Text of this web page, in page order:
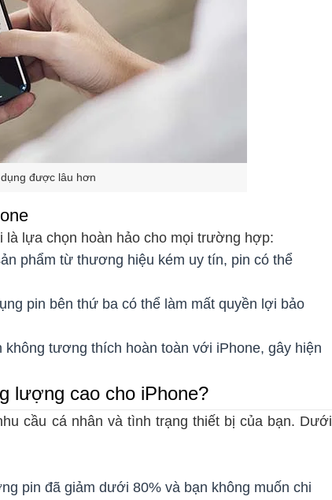
được lâu hơn
là lựa chọn hoàn hảo cho mọi trường hợp:
phẩm từ thương hiệu kém uy tín, pin có thể
pin bên thứ ba có thể làm mất quyền lợi bảo
không tương thích hoàn toàn với iPhone, gây hiện
lượng cao cho iPhone?
cầu cá nhân và tình trạng thiết bị của bạn. Dưới
pin đã giảm dưới 80% và bạn không muốn chi